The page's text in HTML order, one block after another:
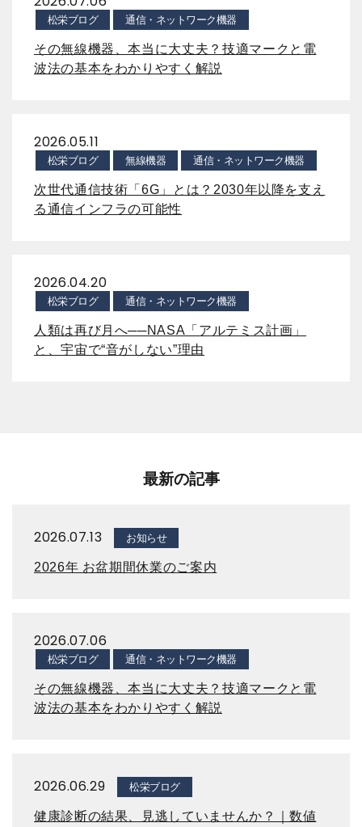
松栄ブログ 通信・ネットワーク機器
その無線機器、本当に大丈夫？技適マークと電
波法の基本をわかりやすく解説
2026.05.11
松栄ブログ 無線機器 通信・ネットワーク機器
次世代通信技術「6G」とは？2030年以降を支え
る通信インフラの可能性
2026.04.20
松栄ブログ 通信・ネットワーク機器
人類は再び月へ──NASA「アルテミス計画」
と、宇宙で“音がしない”理由
最新の記事
2026.07.13 お知らせ
2026年 お盆期間休業のご案内
2026.07.06
松栄ブログ 通信・ネットワーク機器
その無線機器、本当に大丈夫？技適マークと電
波法の基本をわかりやすく解説
2026.06.29 松栄ブログ
健康診断の結果、見逃していませんか？｜数値